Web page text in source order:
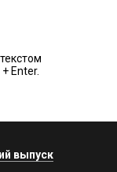
Enter.
выпуск